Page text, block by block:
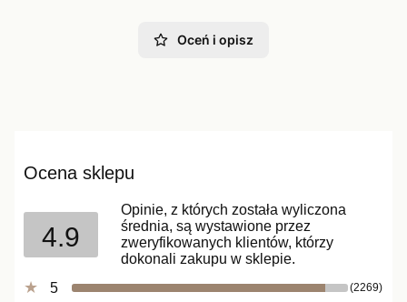
Oceń i opisz
Ocena sklepu
4.9
Opinie, z których została wyliczona
średnia, są wystawione przez
zweryfikowanych klientów, którzy
dokonali zakupu w sklepie.
5
(2269)